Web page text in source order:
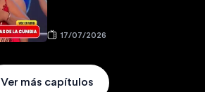
17/07/2026
Ver más capítulos